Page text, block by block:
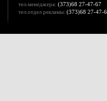
тел.менеджера: (373)68 27-47-67
тел.отдел рекламы: (373)68 27-47-